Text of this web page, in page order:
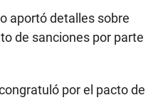
aportó detalles sobre
de sanciones por parte
por el pacto de